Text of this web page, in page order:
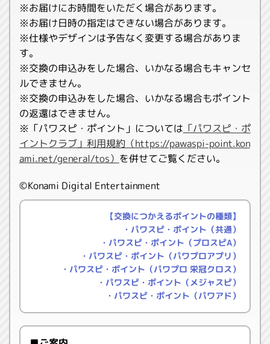
※お届けにお時間をいただく場合があります。
※お届け日時の指定はできない場合があります。
※仕様やデザインは予告なく変更する場合がありま
す。
※交換の申込みをした場合、いかなる場合もキャンセ
ルできません。
※交換の申込みをした場合、いかなる場合もポイント
の返還はできません。
※「パワスピ・ポイント」については 「パワスピ・ポ
イントクラブ」利用規約（https://pawaspi-point.kon
ami.net/general/tos） を併せてご覧ください。
©Konami Digital Entertainment
【交換につかえるポイントの種類】
・パワスピ・ポイント（共通）
・パワスピ・ポイント（プロスピA）
・パワスピ・ポイント（パワプロアプリ）
・パワスピ・ポイント（パワプロ 栄冠クロス）
・パワスピ・ポイント（メジャスピ）
・パワスピ・ポイント（パワアド）